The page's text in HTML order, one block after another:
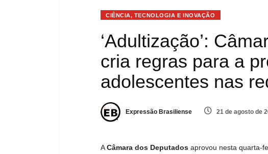
CIÊNCIA, TECNOLOGIA E INOVAÇÃO
‘Adultização’:
cria regras para a
adolescentes nas
Expressão Brasiliense 21 de agosto de
ACâmara dos Deputados aprovou nesta quarta-